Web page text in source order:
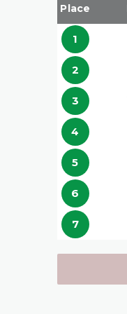
Place
1
2
3
4
5
6
7